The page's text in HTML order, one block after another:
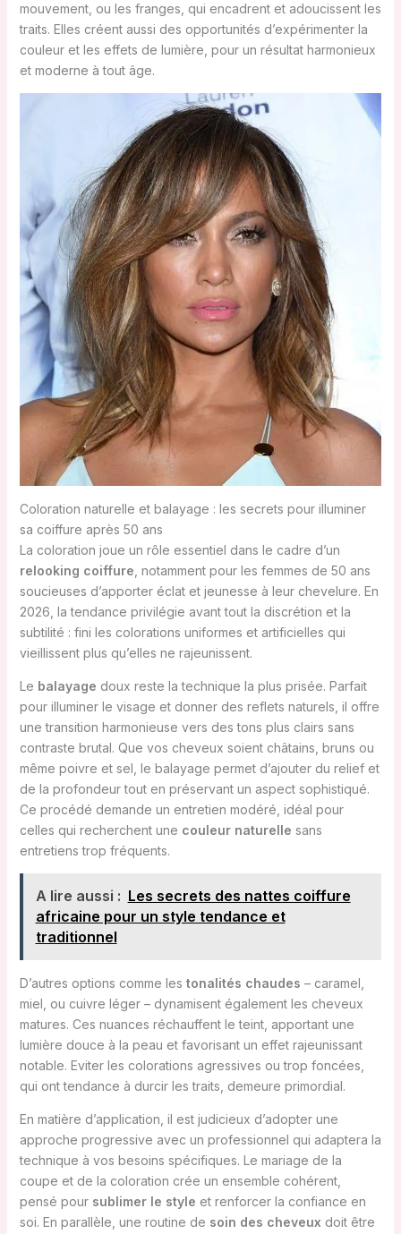
mouvement, ou les franges, qui encadrent et adoucissent les
traits. Elles créent aussi des opportunités d’expérimenter la
couleur et les effets de lumière, pour un résultat harmonieux
et moderne à tout âge.
Coloration naturelle et balayage : les secrets pour illuminer
sa coiffure après 50 ans
La coloration joue un rôle essentiel dans le cadre d’un
relooking coiffure, notamment pour les femmes de 50 ans
soucieuses d’apporter éclat et jeunesse à leur chevelure. En
2026, la tendance privilégie avant tout la discrétion et la
subtilité : fini les colorations uniformes et artificielles qui
vieillissent plus qu’elles ne rajeunissent.
Le balayage doux reste la technique la plus prisée. Parfait
pour illuminer le visage et donner des reflets naturels, il offre
une transition harmonieuse vers des tons plus clairs sans
contraste brutal. Que vos cheveux soient châtains, bruns ou
même poivre et sel, le balayage permet d’ajouter du relief et
de la profondeur tout en préservant un aspect sophistiqué.
Ce procédé demande un entretien modéré, idéal pour
celles qui recherchent une couleur naturelle sans
entretiens trop fréquents.
A lire aussi : Les secrets des nattes coiffure
africaine pour un style tendance et
traditionnel
D’autres options comme les tonalités chaudes – caramel,
miel, ou cuivre léger – dynamisent également les cheveux
matures. Ces nuances réchauffent le teint, apportant une
lumière douce à la peau et favorisant un effet rajeunissant
notable. Eviter les colorations agressives ou trop foncées,
qui ont tendance à durcir les traits, demeure primordial.
En matière d’application, il est judicieux d’adopter une
approche progressive avec un professionnel qui adaptera la
technique à vos besoins spécifiques. Le mariage de la
coupe et de la coloration crée un ensemble cohérent,
pensé pour sublimer le style et renforcer la confiance en
soi. En parallèle, une routine de soin des cheveux doit être